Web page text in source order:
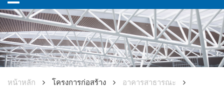
หน้าหลัก โครงการก่อสร้าง
อาคารสาธารณะ